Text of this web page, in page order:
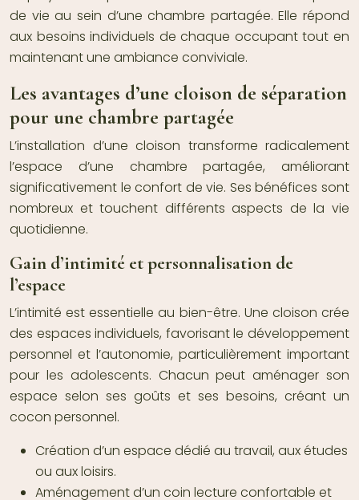
de vie au sein d’une chambre partagée. Elle répond
aux besoins individuels de chaque occupant tout en
maintenant une ambiance conviviale.
Les avantages d’une cloison de séparation
pour une chambre partagée
L’installation d’une cloison transforme radicalement
l’espace d’une chambre partagée, améliorant
significativement le confort de vie. Ses bénéfices sont
nombreux et touchent différents aspects de la vie
quotidienne.
Gain d’intimité et personnalisation de
l’espace
L’intimité est essentielle au bien-être. Une cloison crée
des espaces individuels, favorisant le développement
personnel et l’autonomie, particulièrement important
pour les adolescents. Chacun peut aménager son
espace selon ses goûts et ses besoins, créant un
cocon personnel.
Création d’un espace dédié au travail, aux études
ou aux loisirs.
Aménagement d’un coin lecture confortable et